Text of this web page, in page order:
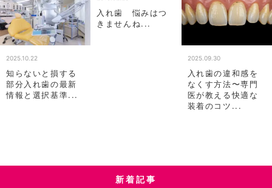
2025.10.22
知らないと損する
部分入れ歯の最新
情報と選択基準...
入れ歯 悩みはつ
きませんね...
2025.09.30
入れ歯の違和感を
なくす方法〜専門
医が教える快適な
装着のコツ...
新着記事